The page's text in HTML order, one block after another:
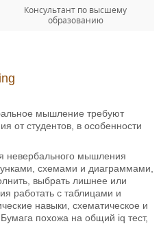
Консультант по высшему
образованию
мышление требуют
от студентов, в особенности
невербального мышления
схемами и диаграммами,
выбрать лишнее или
работать с таблицами и
навыки, схематическое и
похожа на общий iq тест,